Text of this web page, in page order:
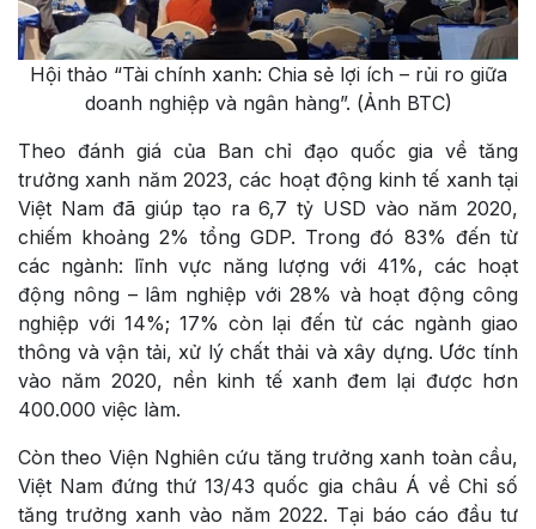
Hội thảo “Tài chính xanh: Chia sẻ lợi ích – rủi ro giữa
doanh nghiệp và ngân hàng”. (Ảnh BTC)
Theo đánh giá của Ban chỉ đạo quốc gia về tăng
trưởng xanh năm 2023, các hoạt động kinh tế xanh tại
Việt Nam đã giúp tạo ra 6,7 tỷ USD vào năm 2020,
chiếm khoảng 2% tổng GDP. Trong đó 83% đến từ
các ngành: lĩnh vực năng lượng với 41%, các hoạt
động nông – lâm nghiệp với 28% và hoạt động công
nghiệp với 14%; 17% còn lại đến từ các ngành giao
thông và vận tải, xử lý chất thải và xây dựng. Ước tính
vào năm 2020, nền kinh tế xanh đem lại được hơn
400.000 việc làm.
Còn theo Viện Nghiên cứu tăng trưởng xanh toàn cầu,
Việt Nam đứng thứ 13/43 quốc gia châu Á về Chỉ số
tăng trưởng xanh vào năm 2022. Tại báo cáo đầu tư